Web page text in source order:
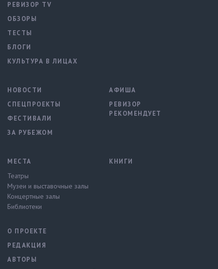
РЕВИЗОР TV
ОБЗОРЫ
ТЕСТЫ
БЛОГИ
КУЛЬТУРА В ЛИЦАХ
НОВОСТИ
СПЕЦПРОЕКТЫ
ФЕСТИВАЛИ
ЗА РУБЕЖОМ
АФИША
РЕВИЗОР
РЕКОМЕНДУЕТ
МЕСТА
Театры
Музеи и выставочные залы
Концертные залы
Библиотеки
КНИГИ
О ПРОЕКТЕ
РЕДАКЦИЯ
АВТОРЫ